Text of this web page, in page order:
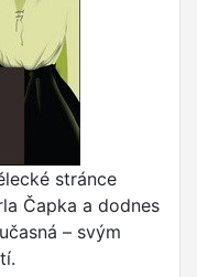
stránce
Čapka a dodnes
– svým